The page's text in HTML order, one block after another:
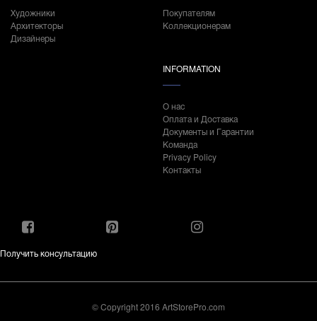
Художники
Архитекторы
Дизайнеры
Покупателям
Коллекционерам
INFORMATION
О нас
Оплата и Доставка
Документы и Гарантии
Команда
Privacy Policy
Контакты
Получить консультацию
© Copyright 2016 ArtStorePro.com